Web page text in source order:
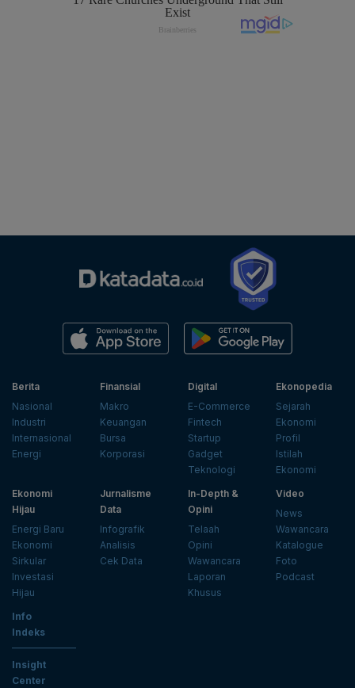
Berita
Nasional
Industri
Internasional
Energi
Finansial
Makro
Keuangan
Bursa
Korporasi
Digital
E-Commerce
Fintech
Startup
Gadget
Teknologi
Ekonopedia
Sejarah
Ekonomi
Profil
Istilah
Ekonomi
Ekonomi
Hijau
Energi Baru
Ekonomi
Sirkular
Investasi
Hijau
Jurnalisme
Data
Infografik
Analisis
Cek Data
In-Depth &
Opini
Telaah
Opini
Wawancara
Laporan
Khusus
Video
News
Wawancara
Katalogue
Foto
Podcast
Info
Indeks
Insight
Center